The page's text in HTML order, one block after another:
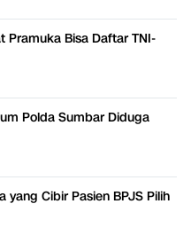
Pramuka Bisa Daftar TNI-
Polda Sumbar Diduga
yang Cibir Pasien BPJS Pilih